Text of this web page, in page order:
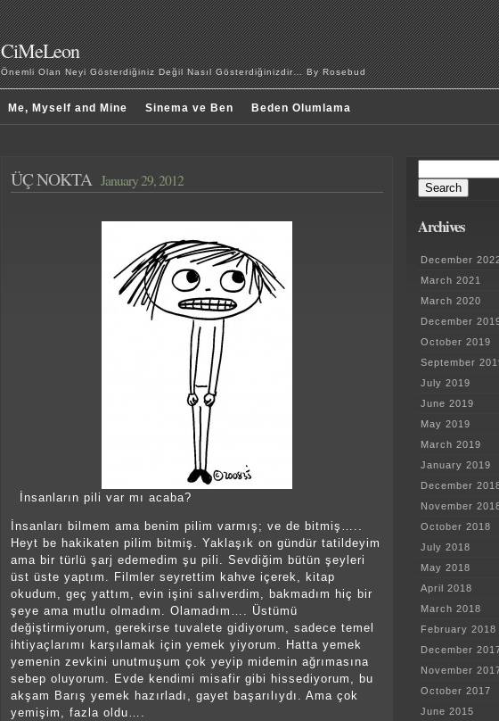
CiMeLeon
Önemli Olan Neyi Gösterdiğiniz Değil Nasıl Gösterdiğinizdir… By Rosebud
Me, Myself and Mine Sinema ve Ben Beden Olumlama
ÜÇ NOKTA January 29, 2012
İnsanların pili var mı acaba?
İnsanları bilmem ama benim pilim varmış; ve de bitmiş…..
Heyt be hakikaten pilim bitmiş. Yaklaşık on gündür tatildeyim
ama bir türlü şarj edemedim şu pili. Sevdiğim bütün şeyleri
üst üste yaptım. Filmler seyrettim kahve içerek, kitap
okudum, geç yattım, evin işini salıverdim, bakmadım hiç bir
şeye ama mutlu olmadım. Olamadım…. Üstümü
değiştirmiyorum, gerekirse tuvalete gidiyorum, sadece temel
ihtiyaçlarımı karşılamak için yemek yiyorum. Hatta yemek
yemenin zevkini unutmuşum çok yeyip midemin ağrımasına
sebep oluyorum. Evde kendimi misafir gibi hissediyorum, bu
akşam Barış yemek hazırladı, gayet başarılıydı. Ama çok
yemişim, fazla oldu….
for:
Archives
December
March 2021
March 2020
December
October 2019
September
July 2019
June 2019
May 2019
March 2019
January 2019
December
November
October 2018
July 2018
May 2018
April 2018
March 2018
February 2018
December
November
October 2017
June 2015